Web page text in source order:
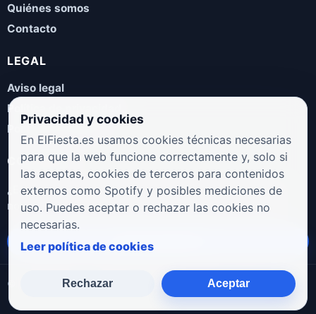
Quiénes somos
Contacto
LEGAL
Aviso legal
Política de privacidad
Política de cookies
COLABORA
¿Eres artista, manager, sello o promotor? Envíanos tus
novedades, galas, entrevistas o propuestas musicales.
Enviar propuesta
© 2026 ElFiesta.es Noticias · Galas · Entrevistas · Música
Privacidad y cookies
En ElFiesta.es usamos cookies técnicas necesarias
para que la web funcione correctamente y, solo si
las aceptas, cookies de terceros para contenidos
externos como Spotify y posibles mediciones de
uso. Puedes aceptar o rechazar las cookies no
necesarias.
Leer política de cookies
Rechazar Aceptar